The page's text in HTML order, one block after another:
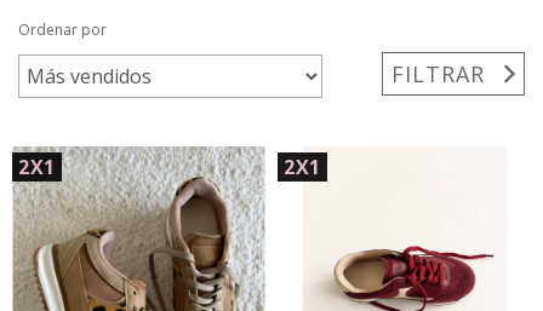
Ordenar por
FILTRAR
2X1 2X1